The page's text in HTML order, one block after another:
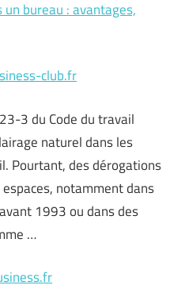
bureau : avantages,
club.fr
3 du Code du travail
naturel dans les
Pourtant, des dérogations
notamment dans
1993 ou dans des
…